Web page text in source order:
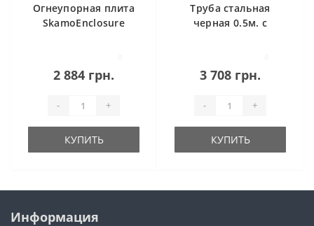
Огнеупорная плита
SkamoEnclosure
2 884 грн.
- +
КУПИТЬ
Труба стальная
черная 0.5м. c
d150
3 708 грн.
- +
КУПИТЬ
Информация